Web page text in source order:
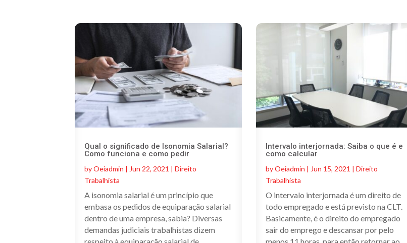
Qual o significado de Isonomia Salarial?
Como funciona e como pedir
byOeiadmin | Jun 22, 2021 |Direito
Trabalhista
A isonomia salarial é um princípio que
embasa os pedidos de equiparação salarial
dentro de uma empresa, sabia? Diversas
demandas judiciais trabalhistas dizem
Intervalo interjornada: Saiba o que é e
como calcular
byOeiadmin | Jun 15, 2021 | Direito
Trabalhista
O intervalo interjornada é um direito de
todo empregado e está previsto na CLT.
Basicamente, é o direito do empregado
sair do emprego e descansar por pelo